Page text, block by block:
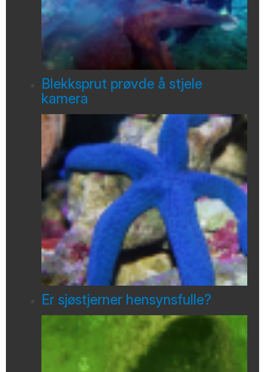
Blekksprut prøvde å stjele
kamera
Er sjøstjerner hensynsfulle?